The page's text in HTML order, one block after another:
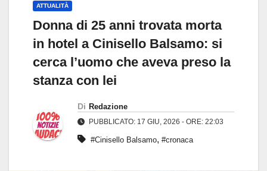
ATTUALITÀ
Donna di 25 anni trovata morta
in hotel a Cinisello Balsamo: si
cerca l’uomo che aveva preso la
stanza con lei
Di Redazione
PUBBLICATO: 17 GIU, 2026 - ORE: 22:03
#Cinisello Balsamo, #cronaca